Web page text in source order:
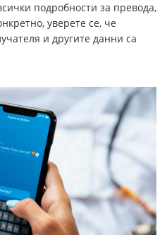
подробности за превода,
уверете се, че
и другите данни са